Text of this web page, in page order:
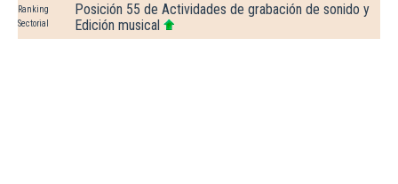
Ranking
Sectorial
Posición 55 de Actividades de grabación de sonido y
Edición musical